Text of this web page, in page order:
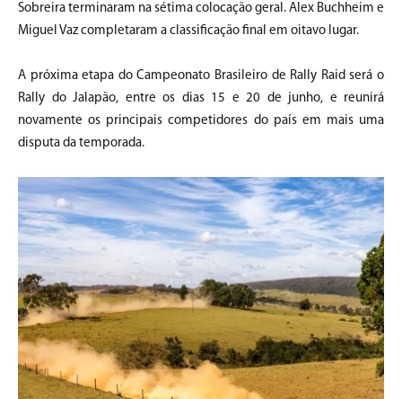
Sobreira terminaram na sétima colocação geral. Alex Buchheim e
Miguel Vaz completaram a classificação final em oitavo lugar.
A próxima etapa do Campeonato Brasileiro de Rally Raid será o
Rally do Jalapão, entre os dias 15 e 20 de junho, e reunirá
novamente os principais competidores do país em mais uma
disputa da temporada.